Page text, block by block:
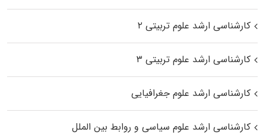
کارشناسی ارشد علوم تربیتی ۲
کارشناسی ارشد علوم تربیتی ۳
کارشناسی ارشد علوم جغرافیایی
کارشناسی ارشد علوم سیاسی و روابط بین الملل